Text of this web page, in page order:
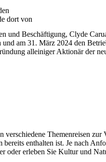
dort von
Beschäftigung, Clyde
am 31. März 2024 den
alleiniger Aktionär der
Themenreisen
enthalten ist. Je nach
oder erleben Sie Kultur und